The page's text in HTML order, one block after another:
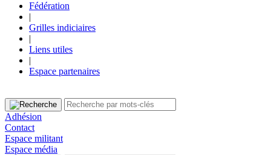
Fédération
|
Grilles indiciaires
|
Liens utiles
|
Espace partenaires
Adhésion
Contact
Espace militant
Espace média